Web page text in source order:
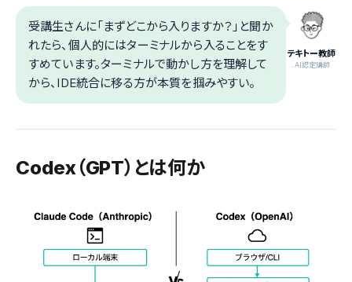
テキトー教師
.AI認定講師
受講生さんに「まずどこから入りますか？」と聞か
れたら、個人的にはターミナルから入ることをす
すめています。ターミナルで動かし方を理解して
から、IDE統合に移る方が本質を掴みやすい。
Codex（GPT）とは何か